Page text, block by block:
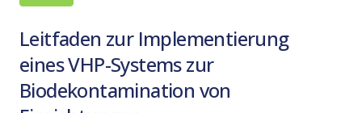
Leitfaden zur Implementierung
eines VHP-Systems zur
Biodekontamination von